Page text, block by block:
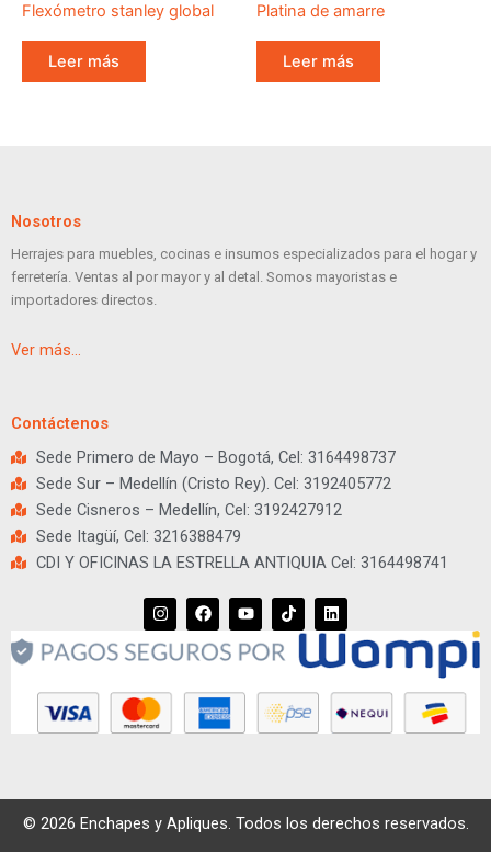
Flexómetro stanley global
Leer más
Platina de amarre
Leer más
Nosotros
Herrajes para muebles, cocinas e insumos especializados para el hogar y
ferretería. Ventas al por mayor y al detal. Somos mayoristas e
importadores directos.
Ver más…
Contáctenos
Sede Primero de Mayo – Bogotá, Cel: 3164498737
Sede Sur – Medellín (Cristo Rey). Cel: 3192405772
Sede Cisneros – Medellín, Cel: 3192427912
Sede Itagüí, Cel: 3216388479
CDI Y OFICINAS LA ESTRELLA ANTIQUIA Cel: 3164498741
I
n
s
t
g
r
a
m
F
a
c
e
o
o
k
Y
o
u
t
T
i
k
k
L
i
n
e
d
n
© 2026 Enchapes y Apliques. Todos los derechos reservados.